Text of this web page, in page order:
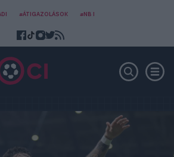
#ÁTIGAZOLÁSOK #NB I